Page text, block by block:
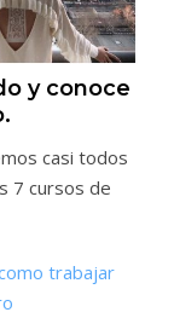
y conoce
casi todos
7 cursos de